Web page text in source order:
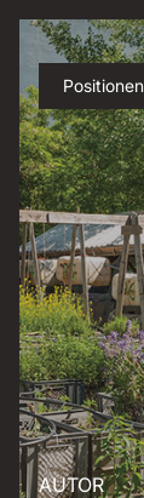
Positionen
AUTOR